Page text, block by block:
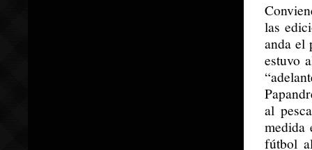
las
anda el
estuvo
al
medida
fútbol